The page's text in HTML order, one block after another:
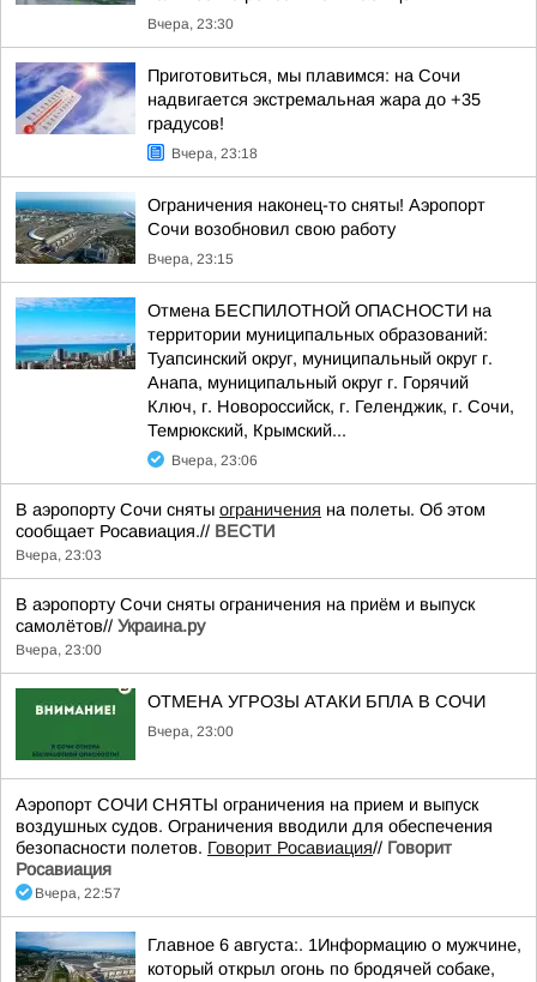
Вчера, 23:30
Приготовиться, мы плавимся: на Сочи
надвигается экстремальная жара до +35
градусов!
Вчера, 23:18
Ограничения наконец-то сняты! Аэропорт
Сочи возобновил свою работу
Вчера, 23:15
Отмена БЕСПИЛОТНОЙ ОПАСНОСТИ на
территории муниципальных образований:
Туапсинский округ, муниципальный округ г.
Анапа, муниципальный округ г. Горячий
Ключ, г. Новороссийск, г. Геленджик, г. Сочи,
Темрюкский, Крымский...
Вчера, 23:06
В аэропорту Сочи сняты ограничения на полеты. Об этом
сообщает Росавиация.// ВЕСТИ
Вчера, 23:03
В аэропорту Сочи сняты ограничения на приём и выпуск
самолётов// Украина.ру
Вчера, 23:00
ОТМЕНА УГРОЗЫ АТАКИ БПЛА В СОЧИ
Вчера, 23:00
Аэропорт СОЧИ СНЯТЫ ограничения на прием и выпуск
воздушных судов. Ограничения вводили для обеспечения
безопасности полетов. Говорит Росавиация// Говорит
Росавиация
Вчера, 22:57
Главное 6 августа:. 1Информацию о мужчине,
который открыл огонь по бродячей собаке,